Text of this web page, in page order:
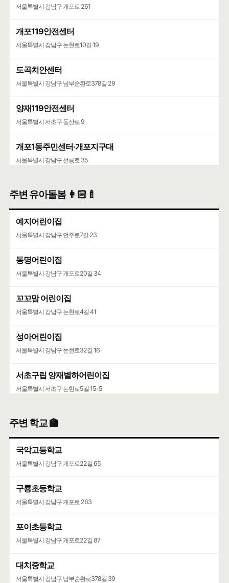
서울특별시 강남구 개포로 261
개포119안전센터
서울특별시 강남구 논현로10길 19
도곡치안센터
서울특별시 강남구 남부순환로378길 29
양재119안전센터
서울특별시 서초구 동산로 9
개포1동주민센터·개포지구대
서울특별시 강남구 선릉로 35
주변 유아돌봄 👩🏻‍🍼
예지어린이집
서울특별시 강남구 언주로7길 23
동명어린이집
서울특별시 강남구 개포로20길 34
꼬꼬맘 어린이집
서울특별시 강남구 논현로4길 41
성아어린이집
서울특별시 강남구 논현로32길 16
서초구립 양재별하어린이집
서울특별시 서초구 논현로5길 15-5
서울특별시 서초구 논현로5길 28
양재동주민사회복지관·서초한별어린이집
서울특별시 서초구 마방로2길 15-9
서초구립양재목련어린이집
서울특별시 서초구 언남16길 37
주변 학교 🏫
국악고등학교
서울특별시 강남구 개포로22길 65
구룡초등학교
서울특별시 강남구 개포로 263
포이초등학교
서울특별시 강남구 개포로22길 87
대치중학교
서울특별시 강남구 남부순환로378길 39